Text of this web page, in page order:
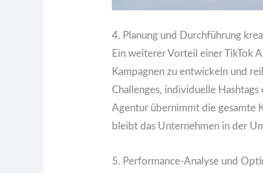
4. Planung und Durchführung
Ein weiterer Vorteil einer TikTok
Kampagnen zu entwickeln und
Challenges, individuelle
Agentur übernimmt die gesamte
bleibt das Unternehmen in der
5. Performance-Analyse und